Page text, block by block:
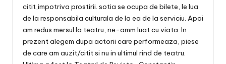
citit,impotriva prostirii. sotia se ocupa de bilete, le lua
de la responsabila culturala de la ea de la serviciu. Apoi
am redus mersul la teatru, ne-amm luat cu viata. In
prezent alegem dupa actorii care performeaza, piese
de care am auzit/citit si nu in ultimul rind de teatru.